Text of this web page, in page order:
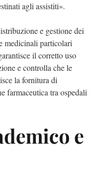
agli assistiti».
e gestione dei
medicinali particolari
il corretto uso
e controlla che le
la fornitura di
farmaceutica tra ospedali
e